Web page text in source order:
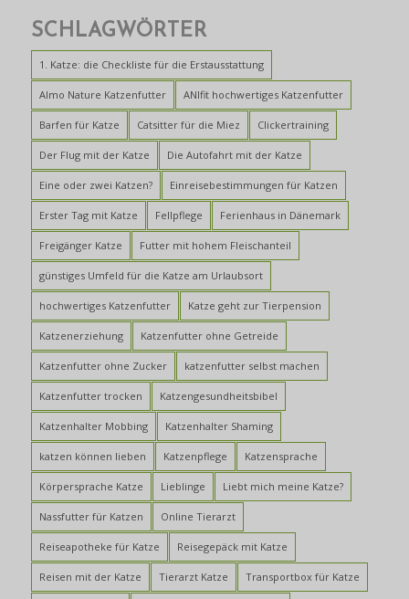
SCHLAGWÖRTER
1. Katze: die Checkliste für die Erstausstattung
Almo Nature Katzenfutter ANIfit hochwertiges Katzenfutter
Barfen für Katze Catsitter für die Miez Clickertraining
Der Flug mit der Katze Die Autofahrt mit der Katze
Eine oder zwei Katzen? Einreisebestimmungen für Katzen
Erster Tag mit Katze Fellpflege Ferienhaus in Dänemark
Freigänger Katze Futter mit hohem Fleischanteil
günstiges Umfeld für die Katze am Urlaubsort
hochwertiges Katzenfutter Katze geht zur Tierpension
Katzenerziehung Katzenfutter ohne Getreide
Katzenfutter ohne Zucker katzenfutter selbst machen
Katzenfutter trocken Katzengesundheitsbibel
Katzenhalter Mobbing Katzenhalter Shaming
katzen können lieben Katzenpflege Katzensprache
Körpersprache Katze Lieblinge Liebt mich meine Katze?
Nassfutter für Katzen Online Tierarzt
Reiseapotheke für Katze Reisegepäck mit Katze
Reisen mit der Katze Tierarzt Katze Transportbox für Katze